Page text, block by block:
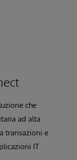
che
ad alta
transazioni e
IT